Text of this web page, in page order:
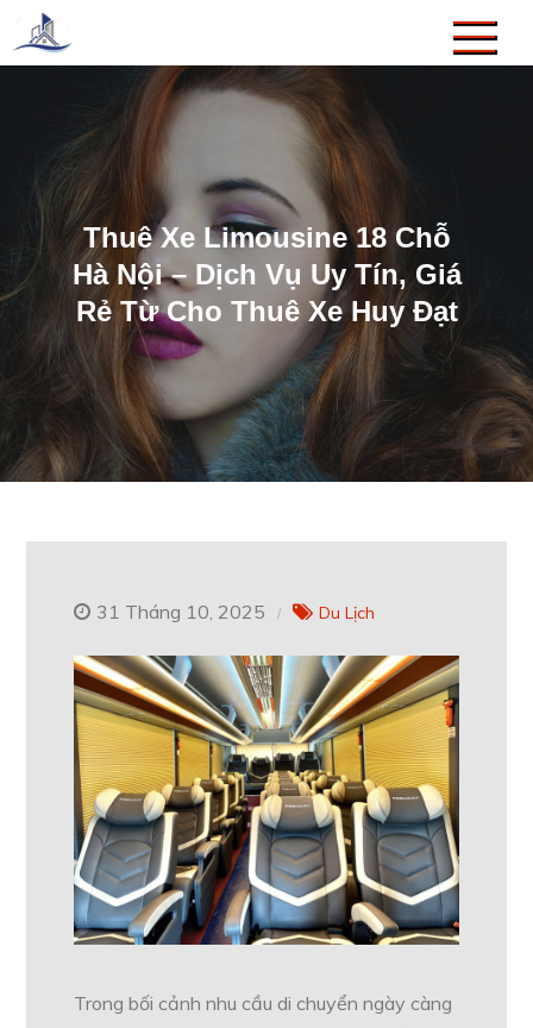
to
Thiết Kế Xây Dựng Thanh
Công Ty TNHH Thiết Kế Xây Dựng Thanh Chương
Thuê Xe Limousine 18 Chỗ
Hà Nội – Dịch Vụ Uy Tín, Giá
Rẻ Từ Cho Thuê Xe Huy Đạt
31 Tháng 10, 2025 Du Lịch
Trong bối cảnh nhu cầu di chuyển ngày càng